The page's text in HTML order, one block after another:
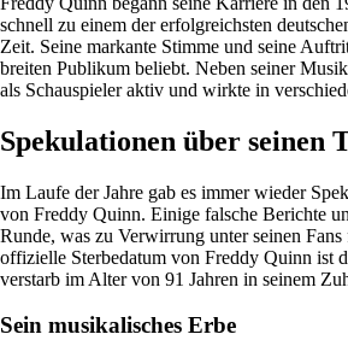
schnell zu einem der erfolgreichsten
Zeit. Seine markante Stimme und seine
breiten Publikum beliebt. Neben seiner
als Schauspieler aktiv und wirkte in
Spekulationen über seinen
Im Laufe der Jahre gab es immer wieder
von Freddy Quinn. Einige falsche Berichte
Runde, was zu Verwirrung unter seinen
offizielle Sterbedatum von Freddy Quinn ist
verstarb im Alter von 91 Jahren in seinem
Sein musikalisches Erbe